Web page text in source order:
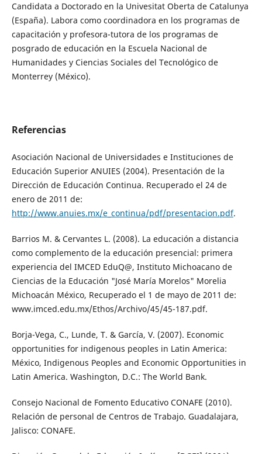
Candidata a Doctorado en la Univesitat Oberta de Catalunya
(España). Labora como coordinadora en los programas de
capacitación y profesora-tutora de los programas de
posgrado de educación en la Escuela Nacional de
Humanidades y Ciencias Sociales del Tecnológico de
Monterrey (México).
Referencias
Asociación Nacional de Universidades e Instituciones de
Educación Superior ANUIES (2004). Presentación de la
Dirección de Educación Continua. Recuperado el 24 de
enero de 2011 de:
http://www.anuies.mx/e_continua/pdf/presentacion.pdf.
Barrios M. & Cervantes L. (2008). La educación a distancia
como complemento de la educación presencial: primera
experiencia del IMCED EduQ@, Instituto Michoacano de
Ciencias de la Educación "José María Morelos" Morelia
Michoacán México, Recuperado el 1 de mayo de 2011 de:
www.imced.edu.mx/Ethos/Archivo/45/45-187.pdf.
Borja-Vega, C., Lunde, T. & García, V. (2007). Economic
opportunities for indigenous peoples in Latin America:
México, Indigenous Peoples and Economic Opportunities in
Latin America. Washington, D.C.: The World Bank.
Consejo Nacional de Fomento Educativo CONAFE (2010).
Relación de personal de Centros de Trabajo. Guadalajara,
Jalisco: CONAFE.